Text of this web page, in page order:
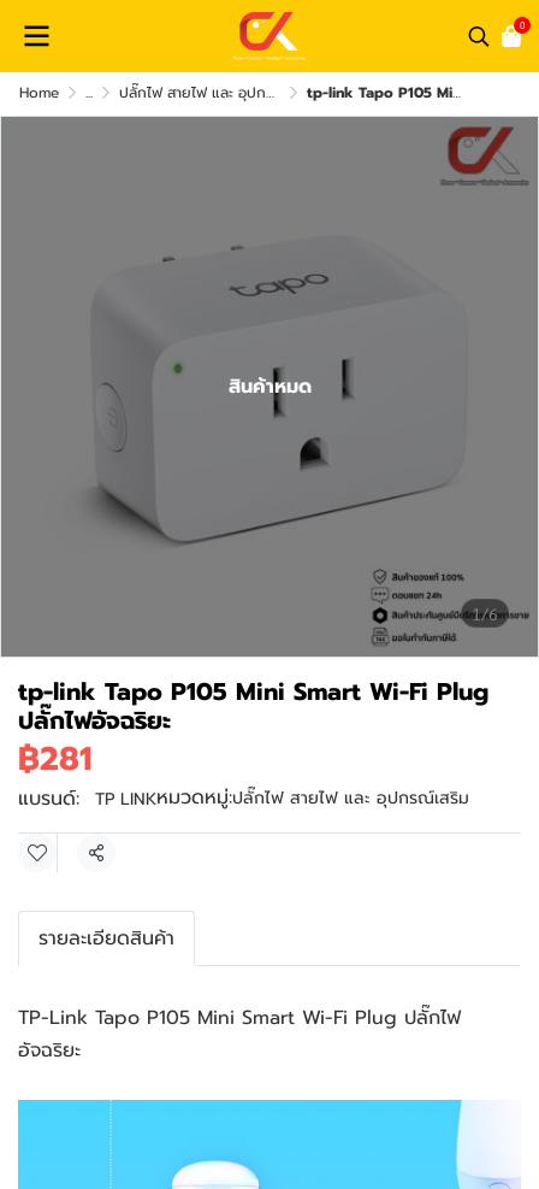
0
Home ... ปลั๊กไฟ สายไฟ และ อุปกรณ์เสริม tp-link Tapo P105 Mini Smart Wi-Fi Plug ปลั๊กไฟอัจฉริยะ
1/6
สินค้าหมด
tp-link Tapo P105 Mini Smart Wi-Fi Plug
ปลั๊กไฟอัจฉริยะ
฿281
แบรนด์: TP LINKหมวดหมู่:ปลั๊กไฟ สายไฟ และ อุปกรณ์เสริม
แชร์
รายละเอียดสินค้า
TP-Link Tapo P105 Mini Smart Wi-Fi Plug ปลั๊กไฟ
อัจฉริยะ